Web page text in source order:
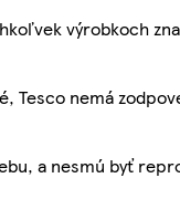
výrobkoch
Tesco nemá
a nesmú byť